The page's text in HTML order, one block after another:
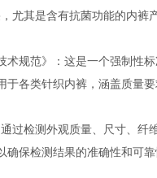
尤其是含有抗菌功能的内裤产
规范》：这是一个强制性
各类针织内裤，涵盖质量
过检测外观质量、尺寸、
保检测结果的准确性和可